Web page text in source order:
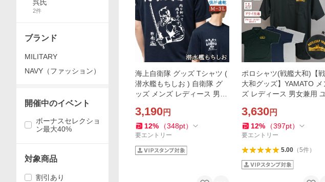
海上自衛隊 グッズ Tシャツ (
潜水艦もちしお ) 自衛隊 グ
ッズ メンズ レディース 男女
イTシャツ 吸水速乾 M L LL
3L
3,190円
12% （348pt）
要エントリー
ポロシャツ(戦艦大和)【
大和グッズ】YAMATO メ
ズ レディース 男女兼用 ユ
ア ドライ 刺繍
3,630円
12% （397pt）
要エントリー
5.00（5件）
呉氏
2件
ブランド
MILITARY
NAVY（ファッション）
開催中のイベント
ボーナスセレクショ
ン最大40%
対象商品
割引あり